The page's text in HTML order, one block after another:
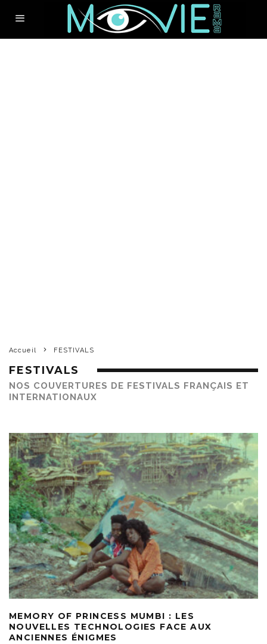
Accueil FESTIVALS
FESTIVALS
NOS COUVERTURES DE FESTIVALS FRANÇAIS ET
INTERNATIONAUX
MEMORY OF PRINCESS MUMBI : LES
NOUVELLES TECHNOLOGIES FACE AUX
ANCIENNES ÉNIGMES